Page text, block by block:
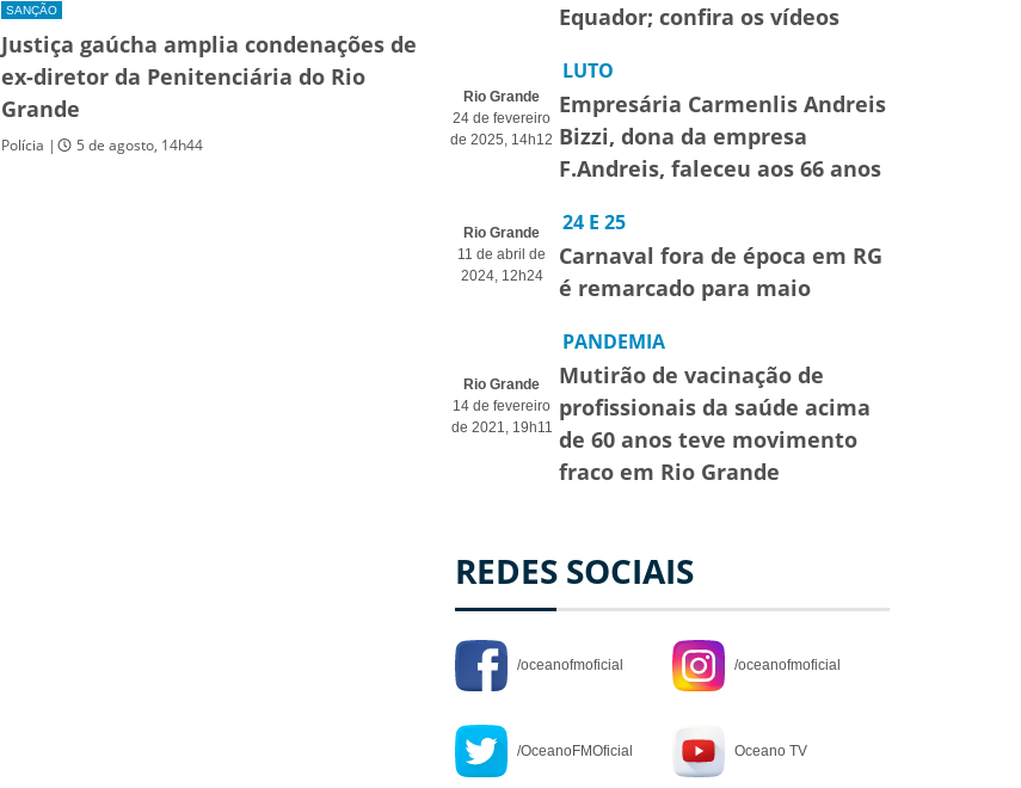
SANÇÃO
Justiça gaúcha amplia condenações de
ex-diretor da Penitenciária do Rio
Grande
Polícia | 5 de agosto, 14h44
Equador; confira os vídeos
Rio Grande
24 de fevereiro
de 2025, 14h12
LUTO
Empresária Carmenlis Andreis
Bizzi, dona da empresa
F.Andreis, faleceu aos 66 anos
Rio Grande
11 de abril de
2024, 12h24
24 E 25
Carnaval fora de época em RG
é remarcado para maio
Rio Grande
14 de fevereiro
de 2021, 19h11
PANDEMIA
Mutirão de vacinação de
profissionais da saúde acima
de 60 anos teve movimento
fraco em Rio Grande
REDES SOCIAIS
/oceanofmoficial /oceanofmoficial
/OceanoFMOficial Oceano TV